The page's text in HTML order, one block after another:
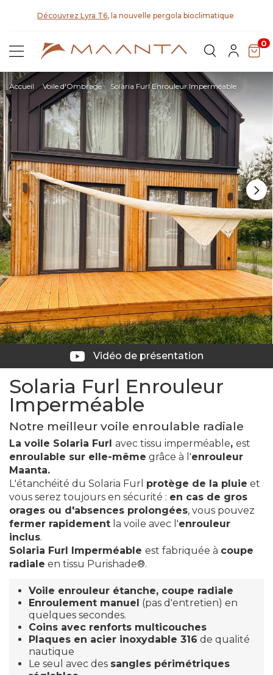
Découvrez Lyra T6, la nouvelle pergola bioclimatique
0
Accueil Voile d'Ombrage Solaria Furl Enrouleur Imperméable
Vidéo de présentation
Solaria Furl Enrouleur
Imperméable
Notre meilleur voile enroulable radiale
La voile Solaria Furl avec tissu imperméable, est
enroulable sur elle-même grâce à l'enrouleur
Maanta.
L'étanchéité du Solaria Furl protège de la pluie et
vous serez toujours en sécurité : en cas de gros
orages ou d'absences prolongées, vous pouvez
fermer rapidement la voile avec l'enrouleur
inclus.
Solaria Furl Imperméable est fabriquée à coupe
radiale en tissu Purishade®.
Voile enrouleur étanche, coupe radiale
Enroulement manuel (pas d'entretien) en
quelques secondes.
Coins avec renforts multicouches
Plaques en acier inoxydable 316 de qualité
nautique
Le seul avec des sangles périmétriques